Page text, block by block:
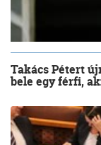
Takács Pétert
bele egy férfi,